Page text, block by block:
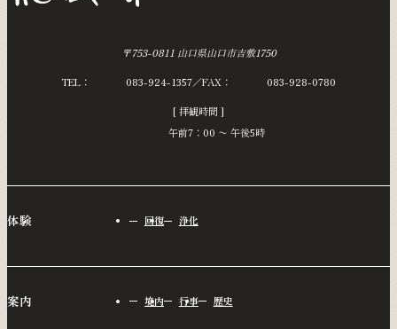
〒753-0811 山口県山口市吉敷1750
TEL： 083-924-1357 FAX： 083-928-0780
[ 拝観時間 ]
午前7：00 〜 午後5時
体験 回復 浄化
案内 境内 行事 歴史